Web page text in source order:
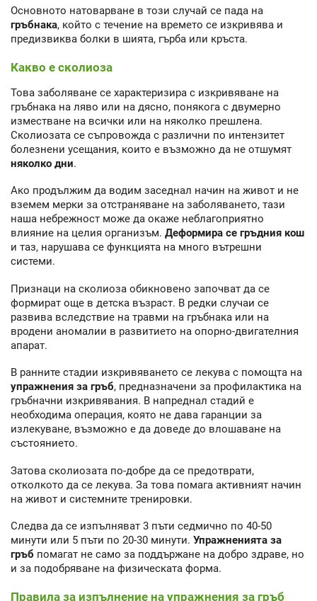
Основното натоварване в този случай се пада на
гръбнака, който с течение на времето се изкривява и
предизвиква болки в шията, гърба или кръста.
Какво е сколиоза
Това заболяване се характеризира с изкривяване на
гръбнака на ляво или на дясно, понякога с двумерно
изместване на всички или на няколко прешлена.
Сколиозата се съпровожда с различни по интензитет
болезнени усещания, които е възможно да не отшумят
няколко дни.
Ако продължим да водим заседнал начин на живот и не
вземем мерки за отстраняване на заболяването, тази
наша небрежност може да окаже неблагоприятно
влияние на целия организъм. Деформира се гръдния кош
и таз, нарушава се функцията на много вътрешни
системи.
Признаци на сколиоза обикновено започват да се
формират още в детска възраст. В редки случаи се
развива вследствие на травми на гръбнака или на
вродени аномалии в развитието на опорно-двигателния
апарат.
В ранните стадии изкривяването се лекува с помощта на
упражнения за гръб, предназначени за профилактика на
гръбначни изкривявания. В напреднал стадий е
необходима операция, която не дава гаранции за
излекуване, възможно е да доведе до влошаване на
състоянието.
Затова сколиозата по-добре да се предотврати,
отколкото да се лекува. За това помага активният начин
на живот и системните тренировки.
Следва да се изпълняват 3 пъти седмично по 40-50
минути или 5 пъти по 20-30 минути. Упражненията за
гръб помагат не само за поддържане на добро здраве, но
и за подобряване на физическата форма.
Правила за изпълнение на упражнения за гръб